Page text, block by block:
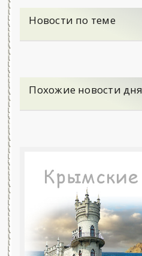
Новости по теме
Похожие новости дня